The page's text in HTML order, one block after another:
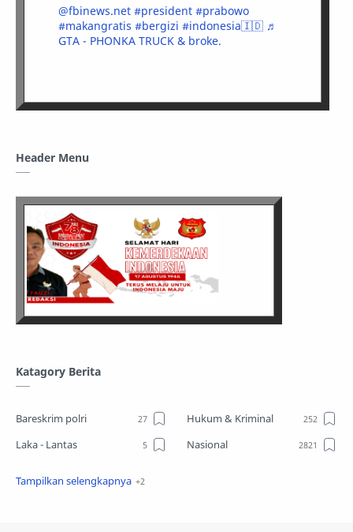
@fbinews.net #president #prabowo
#makangratis #bergizi #indonesia🇮🇩 ♬
GTA - PHONKA TRUCK & broke.
Header Menu
Katagory Berita
Bareskrim polri
Hukum & Kriminal
Laka - Lantas
Nasional